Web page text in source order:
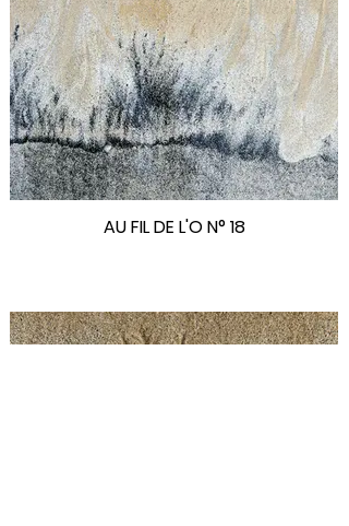
AU FIL DE L'O N° 18